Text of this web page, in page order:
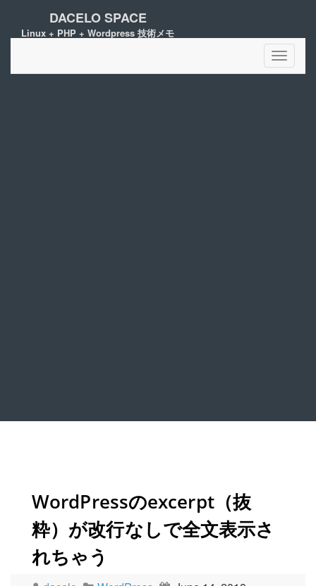
DACELO SPACE
Linux + PHP + Wordpress 技術メモ
WordPressのexcerpt（抜
粋）が改行なしで全文表示さ
れちゃう